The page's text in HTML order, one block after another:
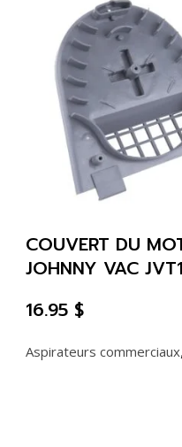
Aspirateurs commerciaux
COUVERT DU
JOHNNY VAC JVT1
16.95 $